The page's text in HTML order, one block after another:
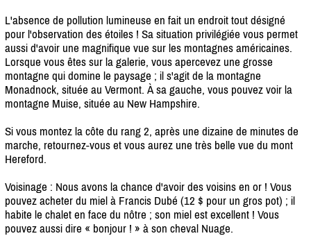
L'absence de pollution lumineuse en fait un endroit tout désigné
pour l'observation des étoiles ! Sa situation privilégiée vous permet
aussi d'avoir une magnifique vue sur les montagnes américaines.
Lorsque vous êtes sur la galerie, vous apercevez une grosse
montagne qui domine le paysage ; il s'agit de la montagne
Monadnock, située au Vermont. À sa gauche, vous pouvez voir la
montagne Muise, située au New Hampshire.
Si vous montez la côte du rang 2, après une dizaine de minutes de
marche, retournez-vous et vous aurez une très belle vue du mont
Hereford.
Voisinage : Nous avons la chance d'avoir des voisins en or ! Vous
pouvez acheter du miel à Francis Dubé (12 $ pour un gros pot) ; il
habite le chalet en face du nôtre ; son miel est excellent ! Vous
pouvez aussi dire « bonjour ! » à son cheval Nuage.